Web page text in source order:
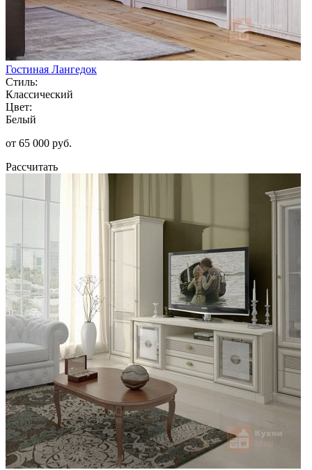
Гостиная Лангедок
Стиль:
Классический
Цвет:
Белый
от 65 000 руб.
Рассчитать